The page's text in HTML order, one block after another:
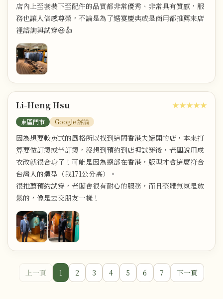
店內上至套裝下至配件的品質都非常優秀、非常具有質感，服
務也讓人倍感尊榮，不論是為了婚宴慶典或是商用都推薦來店
裡諮詢與試穿😃👍
Li-Heng Hsu
東區門市 Google 評論
★★★★★
因為想要較英式的風格所以找到這間香港夫婦開的店，本來打
算要做訂製或半訂製，沒想到預約到店裡試穿後，老闆說用成
衣改就很合身了！可能是因為總部在香港，版型才會這麼符合
台灣人的體型（我171公分高）。
很推薦預約試穿，老闆會很有耐心的服務，而且整體氣氛是放
鬆的，像是去交朋友一樣！
上一頁 1 2 3 4 5 6 7 下一頁